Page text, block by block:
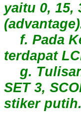
yaitu 0, 15,
f. Pada
terdapat
g. Tulisan
SET 3,
stiker putih.